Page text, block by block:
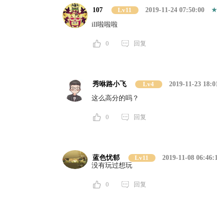
107 Lv11
2019-11-24 07:50:00
ill啦啦啦
0 回复
秀咻路小飞 Lv4
2019-11-23
这么高分的吗？
0 回复
蓝色忧郁 Lv11
2019-11-08
没有玩过想玩
0 回复